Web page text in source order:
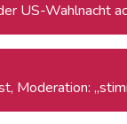
US-Wahlnacht
Moderation: